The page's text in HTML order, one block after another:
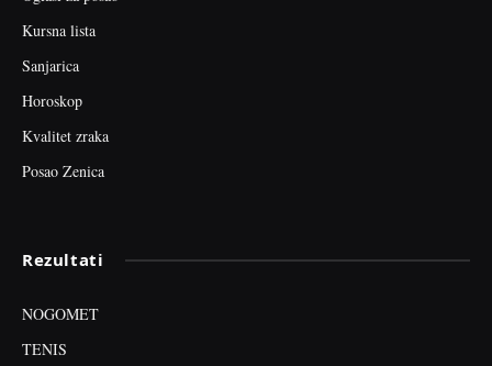
Kursna lista
Sanjarica
Horoskop
Kvalitet zraka
Posao Zenica
Rezultati
NOGOMET
TENIS